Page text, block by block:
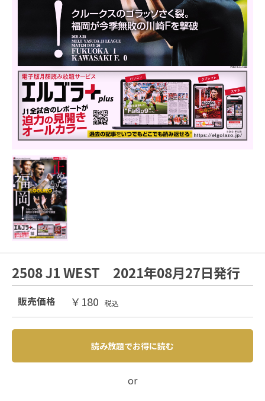
2508 J1 WEST 2021年08月27日発行
販売価格 ￥180 税込
読み放題でお得に読む
or